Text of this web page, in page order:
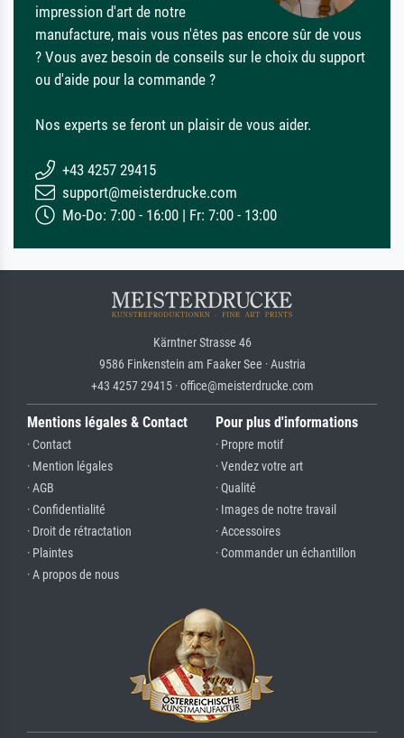
impression d'art de notre
manufacture, mais vous n'êtes pas encore sûr de vous
? Vous avez besoin de conseils sur le choix du support
ou d'aide pour la commande ?
Nos experts se feront un plaisir de vous aider.
+43 4257 29415
support@meisterdrucke.com
Mo-Do: 7:00 - 16:00 | Fr: 7:00 - 13:00
Kärntner Strasse 46
9586 Finkenstein am Faaker See · Austria
+43 4257 29415 · office@meisterdrucke.com
Mentions légales & Contact
· Contact
· Mention légales
· AGB
· Confidentialité
· Droit de rétractation
· Plaintes
· A propos de nous
Pour plus d'informations
· Propre motif
· Vendez votre art
· Qualité
· Images de notre travail
· Accessoires
· Commander un échantillon